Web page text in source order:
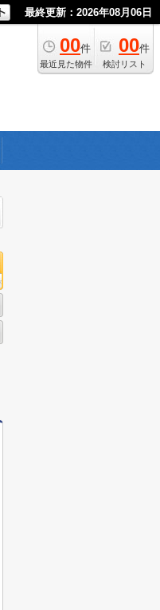
最終更新：2026年08月06日
00件
最近見た物件
00件
検討リスト